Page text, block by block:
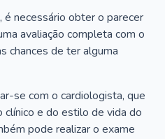
é necessário obter o parecer
avaliação completa com o
chances de ter alguma
se com o cardiologista, que
clínico e do estilo de vida do
pode realizar o exame